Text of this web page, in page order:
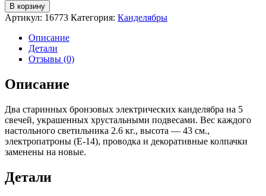
В корзину
Артикул: 16773 Категория: Канделябры
Описание
Детали
Отзывы (0)
Описание
Два старинных бронзовых электрических канделябра на 5
свечей, украшенных хрустальными подвесами. Вес каждого
настольного светильника 2.6 кг., высота — 43 см.,
электропатроны (Е-14), проводка и декоративные колпачки
заменены на новые.
Детали